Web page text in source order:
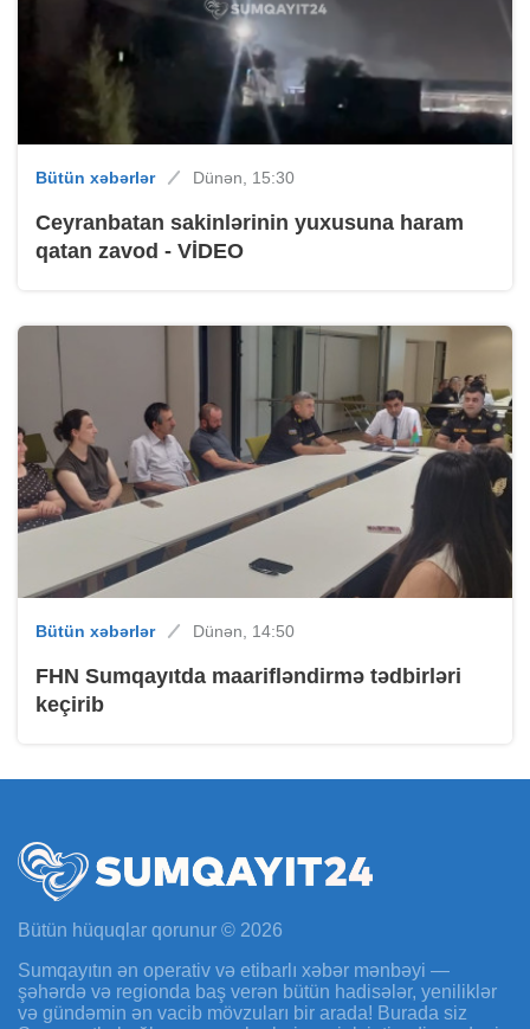
Bütün xəbərlər Dünən, 15:30
Ceyranbatan sakinlərinin yuxusuna haram
qatan zavod - VİDEO
Bütün xəbərlər Dünən, 14:50
FHN Sumqayıtda maarifləndirmə tədbirləri
keçirib
Bütün hüquqlar qorunur © 2026
Sumqayıtın ən operativ və etibarlı xəbər mənbəyi —
şəhərdə və regionda baş verən bütün hadisələr, yeniliklər
və gündəmin ən vacib mövzuları bir arada! Burada siz